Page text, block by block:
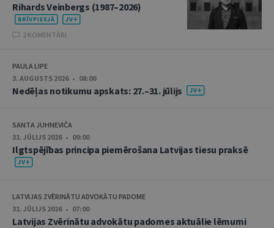
Rihards Veinbergs (1987–2026)
2 KOMENTĀRI
PAULA LIPE
3. AUGUSTS 2026 • 08:00
Nedēļas notikumu apskats: 27.–31. jūlijs
SANTA JUHNEVIČA
31. JŪLIJS 2026 • 09:00
Ilgtspējības principa piemērošana Latvijas tiesu praksē
LATVIJAS ZVĒRINĀTU ADVOKĀTU PADOME
31. JŪLIJS 2026 • 07:00
Latvijas Zvērinātu advokātu padomes aktuālie lēmumi